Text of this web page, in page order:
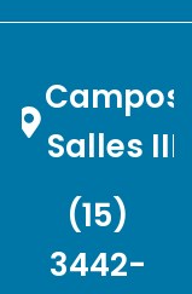
Campos
Salles III
(15)
3442-